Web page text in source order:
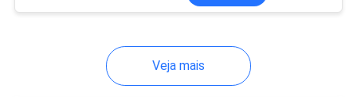
Rodas industriais do
Veja mais